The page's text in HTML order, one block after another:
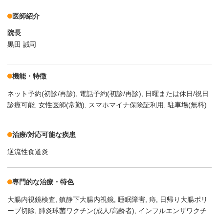
医師紹介
院長
黒田 誠司
機能・特徴
ネット予約(初診/再診) 電話予約(初診/再診)
日曜または休日/祝日
診療可能 女性医師(常勤) スマホマイナ保険証利用 駐車場(無料)
治療/対応可能な疾患
逆流性食道炎
専門的な治療・特色
大腸内視鏡検査 鎮静下大腸内視鏡 睡眠障害 痔
日帰り大腸ポリ
ープ切除
肺炎球菌ワクチン(成人/高齢者)
インフルエンザワクチ